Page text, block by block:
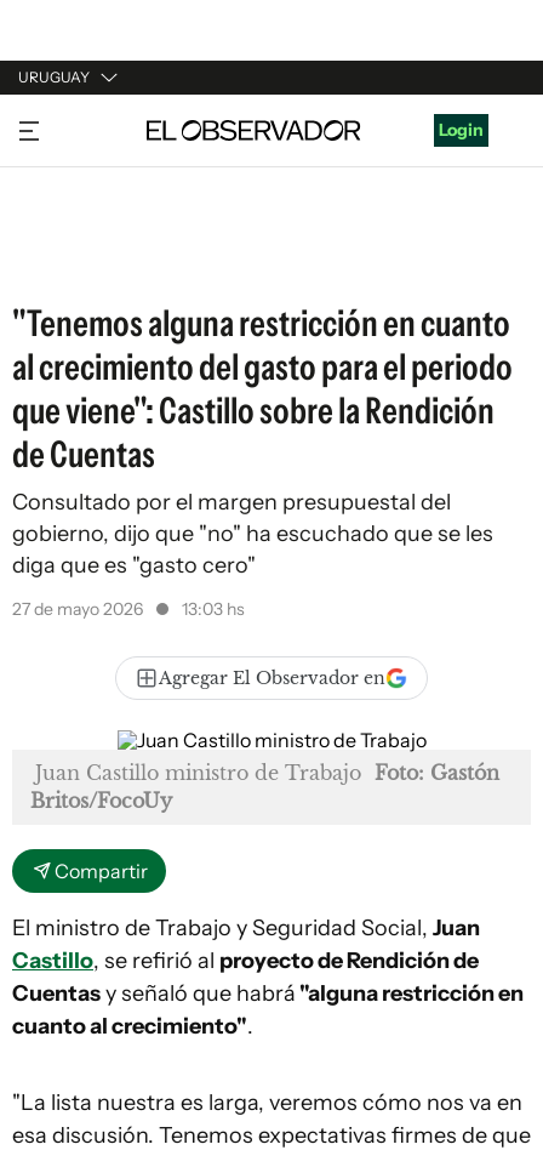
URUGUAY
URUGUAY
ARGENTINA
Login
"Tenemos alguna restricción en cuanto
al crecimiento del gasto para el periodo
que viene": Castillo sobre la Rendición
de Cuentas
Consultado por el margen presupuestal del
gobierno, dijo que "no" ha escuchado que se les
diga que es "gasto cero"
27 de mayo 2026 13:03 hs
Agregar El Observador en
Juan Castillo ministro de Trabajo Foto: Gastón
Britos/FocoUy
Compartir
El ministro de Trabajo y Seguridad Social, Juan
Castillo, se refirió al proyecto de Rendición de
Cuentasy señaló que habrá "alguna restricción en
cuanto al crecimiento".
"La lista nuestra es larga, veremos cómo nos va en
esa discusión. Tenemos expectativas firmes de que